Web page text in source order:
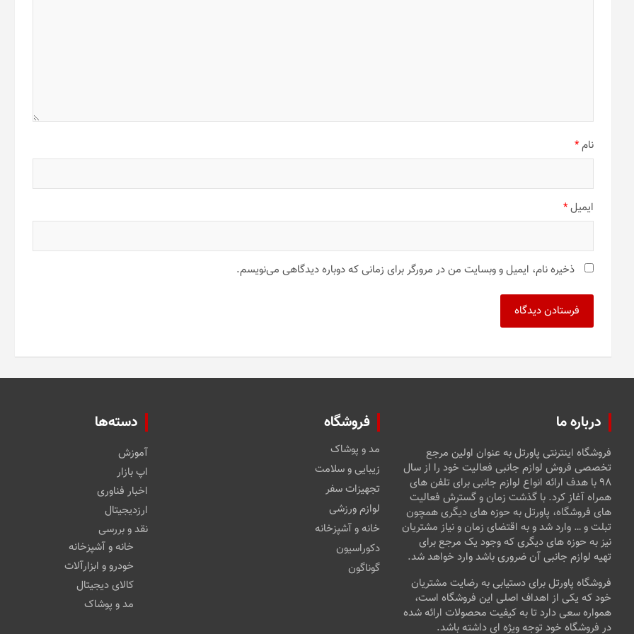
نام*
ایمیل*
ذخیره نام، ایمیل و وبسایت من در مرورگر برای زمانی که دوباره دیدگاهی می‌نویسم.
درباره ما
فروشگاه اینترنتی پاورتل به عنوان اولین مرجع
تخصصی فروش لوازم جانبی فعالیت خود را از سال
۹۸ با هدف ارائه انواع لوازم جانبی برای تلفن های
همراه آغاز کرد. با گذشت زمان و گسترش فعالیت
های فروشگاه، پاورتل به حوزه های دیگری همچون
تبلت و … وارد شد و به اقتضای زمان و نیاز مشتریان
نیز به حوزه های دیگری که وجود یک مرجع برای
تهیه لوازم جانبی آن ضروری باشد وارد خواهد شد.
فروشگاه پاورتل برای دستیابی به رضایت مشتریان
خود که یکی از اهداف اصلی این فروشگاه است،
همواره سعی دارد تا به کیفیت محصولات ارائه شده
در فروشگاه خود توجه ویژه ای داشته باشد.
فروشگاه
مد و پوشاک
زیبایی و سلامت
تجهیزات سفر
لوازم ورزشی
خانه و آشپزخانه
دکوراسیون
گوناگون
دسته‌ها
آموزش
اپ بازار
اخبار فناوری
ارزدیجیتال
نقد و بررسی
خانه و آشپزخانه
خودرو و ابزارآلات
کالای دیجیتال
مد و پوشاک